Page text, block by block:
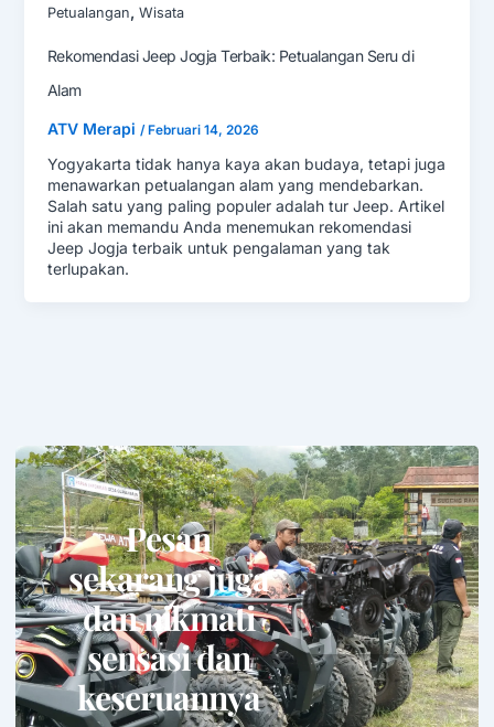
Petualangan , Wisata
Rekomendasi Jeep Jogja Terbaik: Petualangan Seru di
Alam
ATV Merapi / Februari 14, 2026
Yogyakarta tidak hanya kaya akan budaya, tetapi juga
menawarkan petualangan alam yang mendebarkan.
Salah satu yang paling populer adalah tur Jeep. Artikel
ini akan memandu Anda menemukan rekomendasi
Jeep Jogja terbaik untuk pengalaman yang tak
terlupakan.
Pesan
sekarang juga
dan nikmati
sensasi dan
keseruannya